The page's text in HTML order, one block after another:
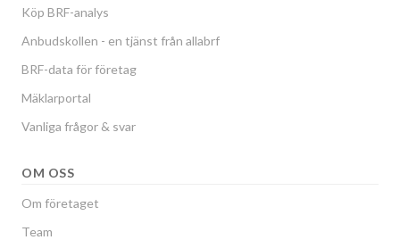
Köp BRF-analys
Anbudskollen - en tjänst från allabrf
BRF-data för företag
Mäklarportal
Vanliga frågor & svar
OM OSS
Om företaget
Team